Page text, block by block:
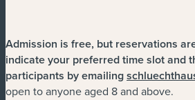
Admission is free, but reservations
indicate your preferred time slot and
participants by emailing
open to anyone aged 8 and above.